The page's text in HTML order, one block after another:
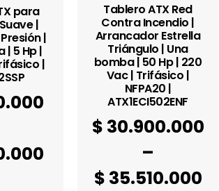
para
|
|
| 5 Hp |
|
Tablero ATX Red
Contra Incendio |
Arrancador Estrella
Triángulo | Una
bomba | 50 Hp | 220
Vac | Trifásico |
NFPA20 |
ATX1ECI502ENF
$ 30.900.000
–
$ 35.510.000